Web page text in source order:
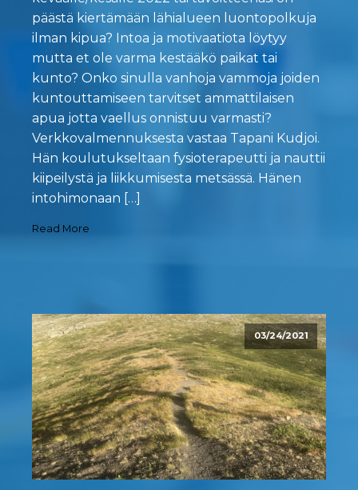
päästä kiertämään lähialueen luontopolkuja
ilman kipua? Intoa ja motivaatiota löytyy
mutta et ole varma kestääkö paikat tai
kunto? Onko sinulla vanhoja vammoja joiden
kuntouttamiseen tarvitset ammattilaisen
apua jotta vaellus onnistuu varmasti?
Verkkovalmennuksesta vastaa Tapani Kudjoi.
Hän koulutukseltaan fysioterapeutti ja nauttii
kiipeilystä ja liikkumisesta metsässä. Hänen
intohimonaan […]
Read More
03/24/2021